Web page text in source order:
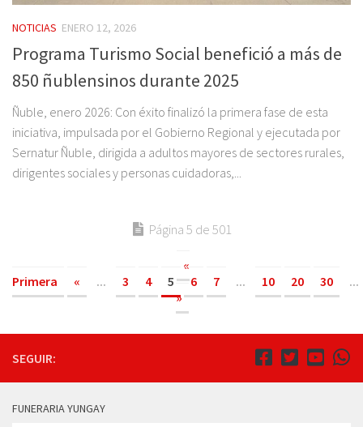
NOTICIAS ENERO 12, 2026
Programa Turismo Social benefició a más de
850 ñublensinos durante 2025
Ñuble, enero 2026: Con éxito finalizó la primera fase de esta
iniciativa, impulsada por el Gobierno Regional y ejecutada por
Sernatur Ñuble, dirigida a adultos mayores de sectores rurales,
dirigentes sociales y personas cuidadoras,...
Página 5 de 501
«
Primera
« ... 3 4 5 6 7 ... 10 20 30
...
»
SEGUIR:
FUNERARIA YUNGAY